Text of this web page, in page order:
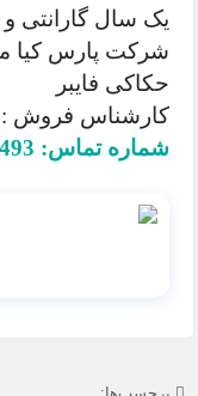
یک سال گارانتی
شرکت پارس کیا
حکاکی فایبر
کارشناس فروش
شماره تماس: 09129733493